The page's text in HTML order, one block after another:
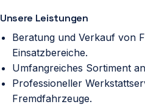
Unsere Leistungen
Beratung und Verkauf von
Einsatzbereiche.
Umfangreiches Sortiment
Professioneller
Fremdfahrzeuge.